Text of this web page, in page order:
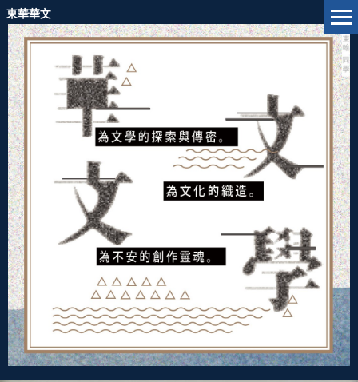
跳
到
主
要
內
容
區
東華華文